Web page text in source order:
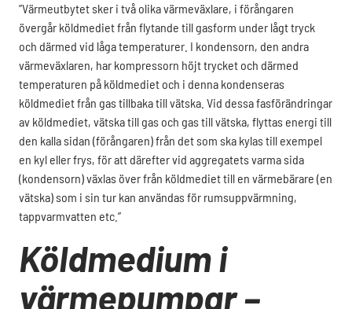
”Värmeutbytet sker i två olika värmeväxlare, i förångaren
övergår köldmediet från flytande till gasform under lågt tryck
och därmed vid låga temperaturer. I kondensorn, den andra
värmeväxlaren, har kompressorn höjt trycket och därmed
temperaturen på köldmediet och i denna kondenseras
köldmediet från gas tillbaka till vätska. Vid dessa fasförändringar
av köldmediet, vätska till gas och gas till vätska, flyttas energi till
den kalla sidan (förångaren) från det som ska kylas till exempel
en kyl eller frys, för att därefter vid aggregatets varma sida
(kondensorn) växlas över från köldmediet till en värmebärare (en
vätska) som i sin tur kan användas för rumsuppvärmning,
tappvarmvatten etc.”
Köldmedium i
värmepumpar –